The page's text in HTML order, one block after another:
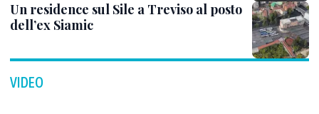
Un residence sul Sile a Treviso al posto
dell’ex Siamic
VIDEO